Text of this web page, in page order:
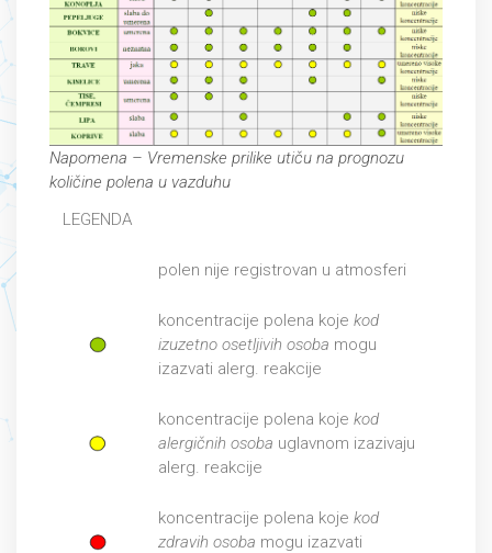
Napomena – Vremenske prilike utiču na prognozu
količine polena u vazduhu
LEGENDA
polen nije registrovan u atmosferi
koncentracije polena koje kod
izuzetno osetljivih osoba mogu
izazvati alerg. reakcije
koncentracije polena koje kod
alergičnih osoba uglavnom izazivaju
alerg. reakcije
koncentracije polena koje kod
zdravih osoba mogu izazvati